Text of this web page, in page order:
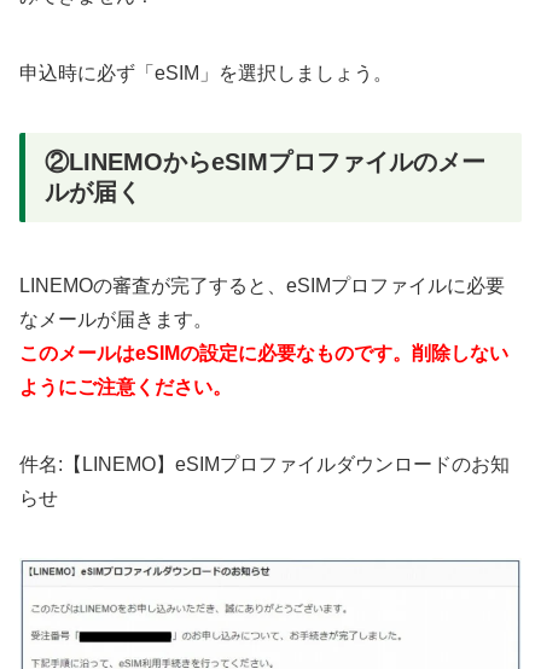
申込時に必ず「eSIM」を選択しましょう。
②LINEMOからeSIMプロファイルのメー
ルが届く
LINEMOの審査が完了すると、eSIMプロファイルに必要
なメールが届きます。
このメールはeSIMの設定に必要なものです。削除しない
ようにご注意ください。
件名:【LINEMO】eSIMプロファイルダウンロードのお知
らせ